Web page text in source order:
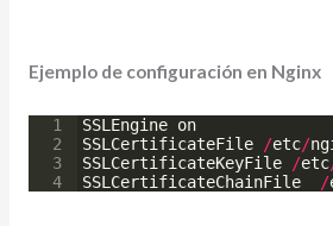
Ejemplo de configuración en Nginx
1
2
3
4
SSLEngine on
SSLCertificateFile
/etc/
SSLCertificateKeyFile
/etc
SSLCertificateChainFile
/